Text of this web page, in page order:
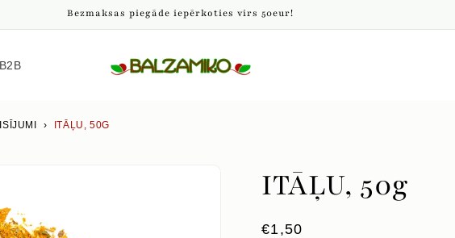
Bezmaksas piegāde iepērkoties virs 50eur!
B2B
› ITĀĻU, 50G
ITĀĻU, 50g
Parastā
€1,50